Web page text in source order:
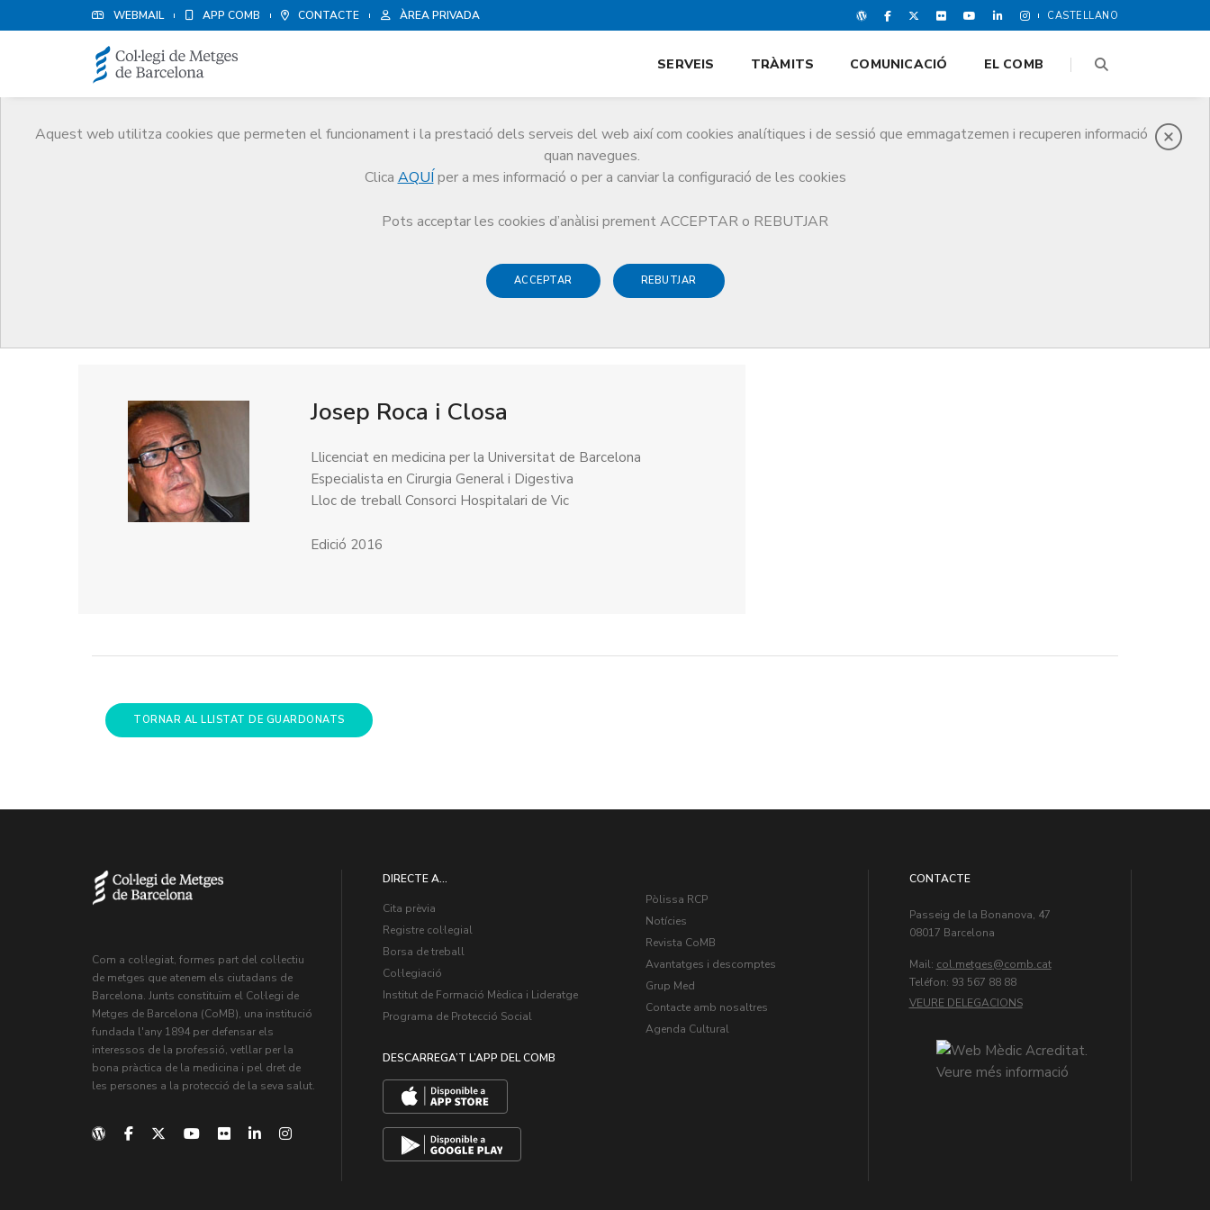
WEBMAIL APP COMB CONTACTE ÀREA PRIVADA CASTELLANO
Aquest web utilitza cookies que permeten el funcionament i la prestació dels serveis del web així com cookies analítiques i de sessió que emmagatzemen i recuperen informació
quan navegues.
Clica AQUÍ per a mes informació o per a canviar la configuració de les cookies
Pots acceptar les cookies d’anàlisi prement ACCEPTAR o REBUTJAR
ACCEPTAR REBUTJAR
SERVEIS TRÀMITS COMUNICACIÓ EL COMB
Guardonat Edició 2016
Josep Roca i Closa
Llicenciat en medicina per la Universitat de Barcelona
Especialista en Cirurgia General i Digestiva
Lloc de treball Consorci Hospitalari de Vic
Edició 2016
TORNAR AL LLISTAT DE GUARDONATS
Com a col·legiat, formes part del col·lectiu
de metges que atenem els ciutadans de
Barcelona. Junts constituïm el Col·legi de
Metges de Barcelona (CoMB), una institució
fundada l'any 1894 per defensar els
interessos de la professió, vetllar per la
bona pràctica de la medicina i pel dret de
les persones a la protecció de la seva salut.
DIRECTE A...
Cita prèvia
Registre col·legial
Borsa de treball
Col·legiació
Institut de Formació Mèdica i Lideratge
Programa de Protecció Social
DESCARREGA’T L’APP DEL COMB
Pòlissa RCP
Notícies
Revista CoMB
Avantatges i descomptes
Grup Med
Contacte amb nosaltres
Agenda Cultural
CONTACTE
Passeig de la Bonanova, 47
08017 Barcelona
Mail: col.metges
Teléfon: 93 567 88 88
VEURE DELEGACIONS